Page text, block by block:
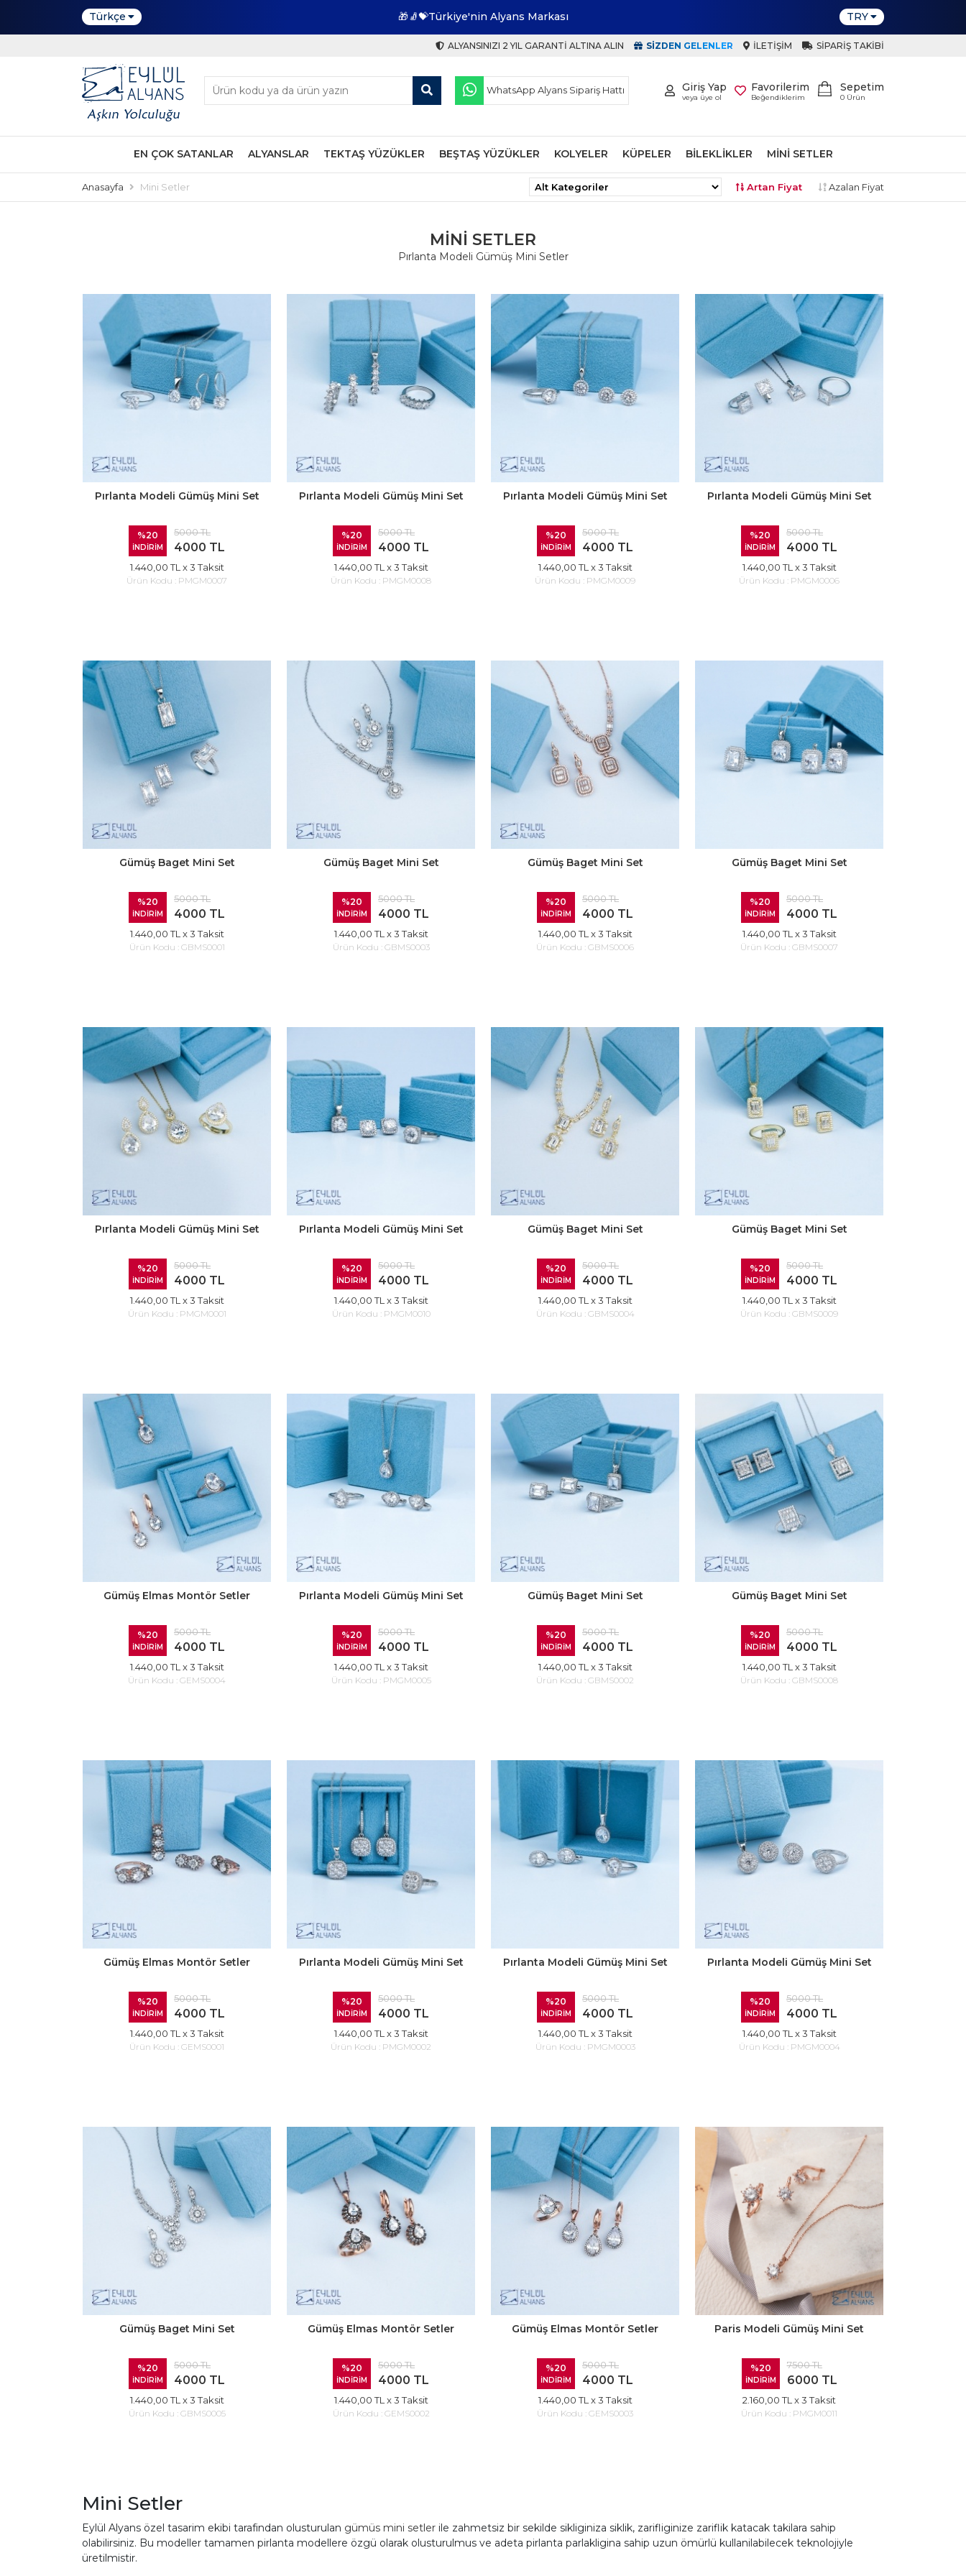
Türkçe 🎁🧦💝Türkiye'nin Alyans Markası TRY
ALYANSINIZI 2 YIL GARANTI ALTINA ALIN SIZDEN GELENLER İLETIŞIM SIPARIŞ TAKIBI
Sepetim
0 Ürün
Favorilerim
Beğendiklerim
Giriş Yap
veya üye ol
WhatsApp Alyans Sipariş Hattı
EN ÇOK SATANLAR ALYANSLAR TEKTAŞ YÜZÜKLER BEŞTAŞ YÜZÜKLER KOLYELER KÜPELER BILEKLIKLER MINI SETLER
Anasayfa Mini Setler Artan Fiyat Azalan Fiyat
MINI SETLER
Pırlanta Modeli Gümüş Mini Setler
Pırlanta Modeli Gümüş Mini Set
%20
İNDİRİM
5000 TL
4000 TL
1.440,00 TL x 3 Taksit
Ürün Kodu : PMGM0007
Pırlanta Modeli Gümüş Mini Set
%20
İNDİRİM
5000 TL
4000 TL
1.440,00 TL x 3 Taksit
Ürün Kodu : PMGM0008
Pırlanta Modeli Gümüş Mini Set
%20
İNDİRİM
5000 TL
4000 TL
1.440,00 TL x 3 Taksit
Ürün Kodu : PMGM0009
Pırlanta Modeli Gümüş Mini Set
%20
İNDİRİM
5000 TL
4000 TL
1.440,00 TL x 3 Taksit
Ürün Kodu : PMGM0006
Gümüş Baget Mini Set
%20
İNDİRİM
5000 TL
4000 TL
1.440,00 TL x 3 Taksit
Ürün Kodu : GBMS0001
Gümüş Baget Mini Set
%20
İNDİRİM
5000 TL
4000 TL
1.440,00 TL x 3 Taksit
Ürün Kodu : GBMS0003
Gümüş Baget Mini Set
%20
İNDİRİM
5000 TL
4000 TL
1.440,00 TL x 3 Taksit
Ürün Kodu : GBMS0006
Gümüş Baget Mini Set
%20
İNDİRİM
5000 TL
4000 TL
1.440,00 TL x 3 Taksit
Ürün Kodu : GBMS0007
Pırlanta Modeli Gümüş Mini Set
%20
İNDİRİM
5000 TL
4000 TL
1.440,00 TL x 3 Taksit
Ürün Kodu : PMGM0001
Pırlanta Modeli Gümüş Mini Set
%20
İNDİRİM
5000 TL
4000 TL
1.440,00 TL x 3 Taksit
Ürün Kodu : PMGM0010
Gümüş Baget Mini Set
%20
İNDİRİM
5000 TL
4000 TL
1.440,00 TL x 3 Taksit
Ürün Kodu : GBMS0004
Gümüş Baget Mini Set
%20
İNDİRİM
5000 TL
4000 TL
1.440,00 TL x 3 Taksit
Ürün Kodu : GBMS0009
Gümüş Elmas Montör Setler
%20
İNDİRİM
5000 TL
4000 TL
1.440,00 TL x 3 Taksit
Ürün Kodu : GEMS0004
Pırlanta Modeli Gümüş Mini Set
%20
İNDİRİM
5000 TL
4000 TL
1.440,00 TL x 3 Taksit
Ürün Kodu : PMGM0005
Gümüş Baget Mini Set
%20
İNDİRİM
5000 TL
4000 TL
1.440,00 TL x 3 Taksit
Ürün Kodu : GBMS0002
Gümüş Baget Mini Set
%20
İNDİRİM
5000 TL
4000 TL
1.440,00 TL x 3 Taksit
Ürün Kodu : GBMS0008
Gümüş Elmas Montör Setler
%20
İNDİRİM
5000 TL
4000 TL
1.440,00 TL x 3 Taksit
Ürün Kodu : GEMS0001
Pırlanta Modeli Gümüş Mini Set
%20
İNDİRİM
5000 TL
4000 TL
1.440,00 TL x 3 Taksit
Ürün Kodu : PMGM0002
Pırlanta Modeli Gümüş Mini Set
%20
İNDİRİM
5000 TL
4000 TL
1.440,00 TL x 3 Taksit
Ürün Kodu : PMGM0003
Pırlanta Modeli Gümüş Mini Set
%20
İNDİRİM
5000 TL
4000 TL
1.440,00 TL x 3 Taksit
Ürün Kodu : PMGM0004
Gümüş Baget Mini Set
%20
İNDİRİM
5000 TL
4000 TL
1.440,00 TL x 3 Taksit
Ürün Kodu : GBMS0005
Gümüş Elmas Montör Setler
%20
İNDİRİM
5000 TL
4000 TL
1.440,00 TL x 3 Taksit
Ürün Kodu : GEMS0002
Gümüş Elmas Montör Setler
%20
İNDİRİM
5000 TL
4000 TL
1.440,00 TL x 3 Taksit
Ürün Kodu : GEMS0003
Paris Modeli Gümüş Mini Set
%20
İNDİRİM
7500 TL
6000 TL
2.160,00 TL x 3 Taksit
Ürün Kodu : PMGM0011
Mini Setler
Eylül Alyans özel tasarim ekibi tarafindan olusturulan gümüs mini setler ile zahmetsiz bir sekilde sikliginiza siklik, zarifliginize zariflik katacak takilara sahip
olabilirsiniz. Bu modeller tamamen pirlanta modellere özgü olarak olusturulmus ve adeta pirlanta parlakligina sahip uzun ömürlü kullanilabilecek teknolojiyle
üretilmistir.